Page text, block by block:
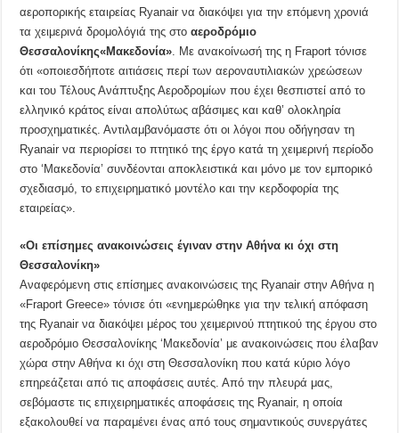
αεροπορικής εταιρείας Ryanair να διακόψει για την επόμενη χρονιά
τα χειμερινά δρομολόγιά της στοαεροδρόμιο
Θεσσαλονίκης«Μακεδονία» . Με ανακοίνωσή της η Fraport τόνισε
ότι «οποιεσδήποτε αιτιάσεις περί των αεροναυτιλιακών χρεώσεων
και του Τέλους Ανάπτυξης Αεροδρομίων που έχει θεσπιστεί από το
ελληνικό κράτος είναι απολύτως αβάσιμες και καθ’ ολοκληρία
προσχηματικές. Αντιλαμβανόμαστε ότι οι λόγοι που οδήγησαν τη
Ryanair να περιορίσει το πτητικό της έργο κατά τη χειμερινή περίοδο
στο ‘Μακεδονία’ συνδέονται αποκλειστικά και μόνο με τον εμπορικό
σχεδιασμό, το επιχειρηματικό μοντέλο και την κερδοφορία της
εταιρείας».
«Οι επίσημες ανακοινώσεις έγιναν στην Αθήνα κι όχι στη
Θεσσαλονίκη»
Αναφερόμενη στις επίσημες ανακοινώσεις της Ryanair στην Αθήνα η
«Fraport Greece» τόνισε ότι «ενημερώθηκε για την τελική απόφαση
της Ryanair να διακόψει μέρος του χειμερινού πτητικού της έργου στο
αεροδρόμιο Θεσσαλονίκης ‘Μακεδονία’ με ανακοινώσεις που έλαβαν
χώρα στην Αθήνα κι όχι στη Θεσσαλονίκη που κατά κύριο λόγο
επηρεάζεται από τις αποφάσεις αυτές. Από την πλευρά μας,
σεβόμαστε τις επιχειρηματικές αποφάσεις της Ryanair, η οποία
εξακολουθεί να παραμένει ένας από τους σημαντικούς συνεργάτες